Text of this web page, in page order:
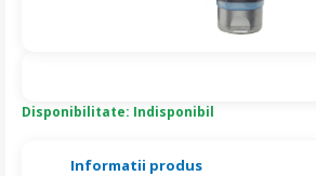
Informatii produs
Disponibilitate: Indisponibil